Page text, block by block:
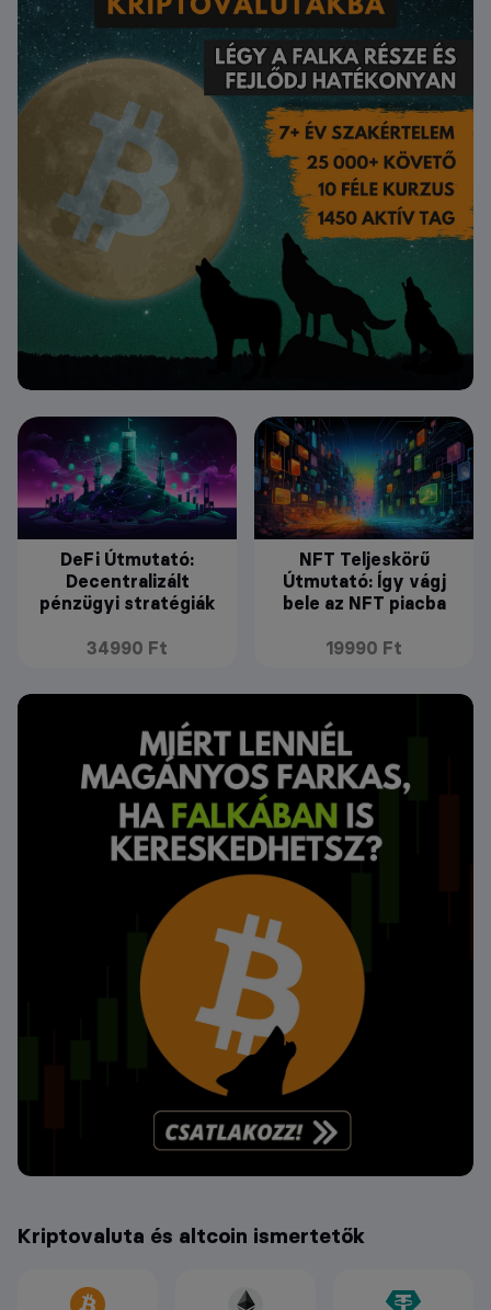
DeFi Útmutató:
Decentralizált
pénzügyi stratégiák
34990 Ft
NFT Teljeskörű
Útmutató: Így vágj
bele az NFT piacba
19990 Ft
Kriptovaluta és altcoin ismertetők